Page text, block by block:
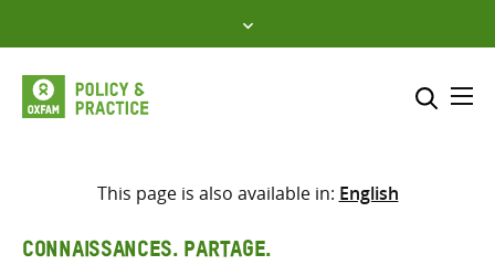
to
content
Sélectionner l’emplacement
Saisir
This page is also available in: English
CONNAISSANCES. PARTAGE.